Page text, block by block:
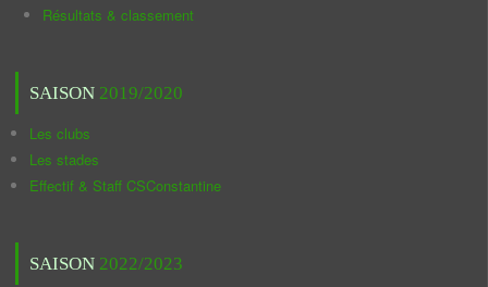
Résultats & classement
SAISON 2019/2020
Les clubs
Les stades
Effectif & Staff CSConstantine
SAISON 2022/2023